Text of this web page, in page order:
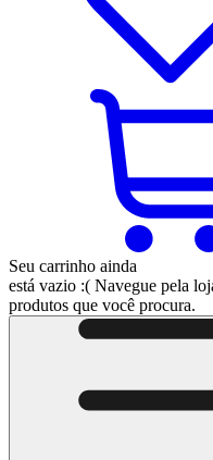
Seu carrinho ainda
está vazio :( Navegue pela
produtos que você procura.